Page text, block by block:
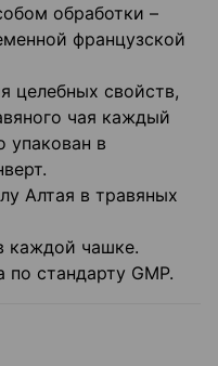
обработки –
французской
целебных свойств,
чая каждый
упакован в
Алтая в травяных
каждой чашке.
по стандарту GMP.